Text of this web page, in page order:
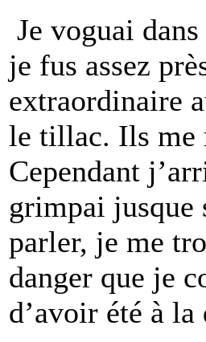
Je voguai
je fus assez
extraordinaire
le tillac. Ils me
Cependant
grimpai jusque
parler, je me
danger que je
d’avoir été à